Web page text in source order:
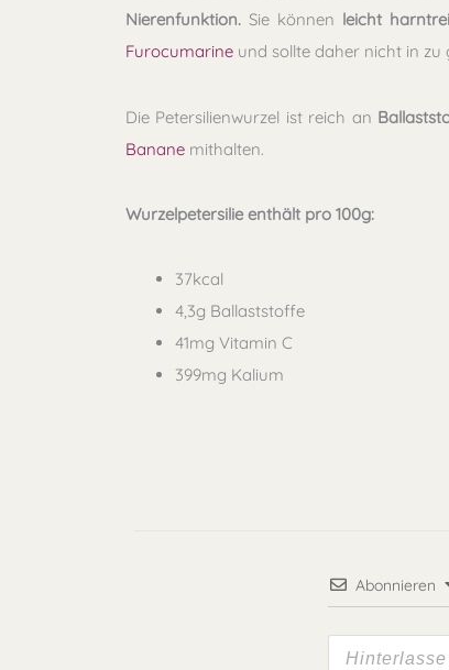
Nierenfunktion. Sie können leicht
Furocumarine und sollte daher nicht in
Die Petersilienwurzel ist reich an
Bananemithalten.
Wurzelpetersilie enthält pro 100g:
37kcal
4,3g Ballaststoffe
41mg Vitamin C
399mg Kalium
Abonnieren